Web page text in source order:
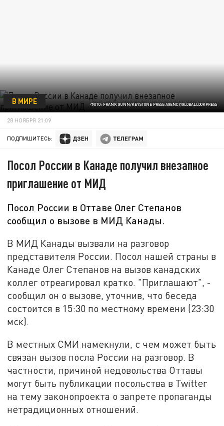
ФОТО: FRANK GUNN/KEYSTONE PRESS AGENCY/GLOBALLOOKPRESS
В МИРЕ
28 НОЯБРЯ 21:09
ПОДПИШИТЕСЬ:
Посол России в Канаде получил внезапное
приглашение от МИД
Посол России в Оттаве Олег Степанов
сообщил о вызове в МИД Канады.
В МИД Канады вызвали на разговор
представителя России. Посол нашей страны в
Канаде Олег Степанов на вызов канадских
коллег отреагировал кратко. "Приглашают", -
сообщил он о вызове, уточнив, что беседа
состоится в 15:30 по местному времени (23:30
мск).
В местных СМИ намекнули, с чем может быть
связан вызов посла России на разговор. В
частности, причиной недовольства Оттавы
могут быть публикации посольства в Twitter
на тему законопроекта о запрете пропаганды
нетрадиционных отношений.